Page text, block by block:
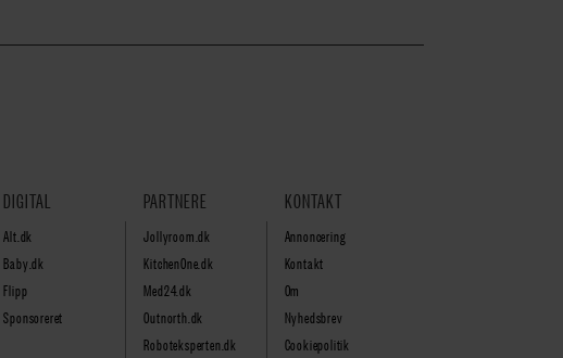
DIGITAL
Alt.dk
Baby.dk
Flipp
Sponsoreret
PARTNERE
Jollyroom.dk
KitchenOne.dk
Med24.dk
Outnorth.dk
Roboteksperten.dk
KONTAKT
Annoncering
Kontakt
Om
Nyhedsbrev
Cookiepolitik